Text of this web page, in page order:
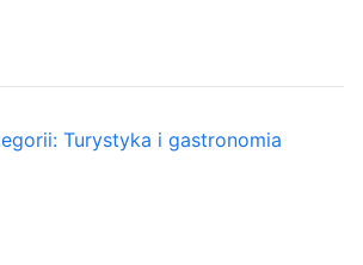
Turystyka i gastronomia